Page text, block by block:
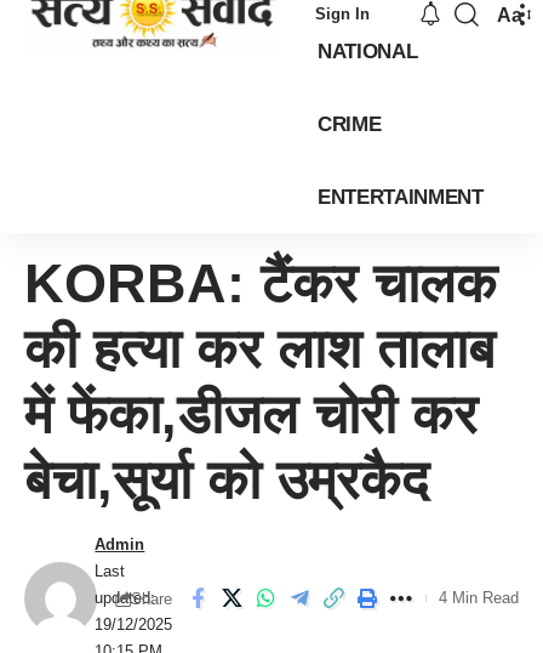
NATIONAL
CRIME
ENTERTAINMENT
Sign In Aa
KORBA: टैंकर चालक
की हत्या कर लाश तालाब
में फेंका,डीजल चोरी कर
बेचा,सूर्या को उम्रकैद
Last
updated:
19/12/2025
Admin
Share 4 Min Read